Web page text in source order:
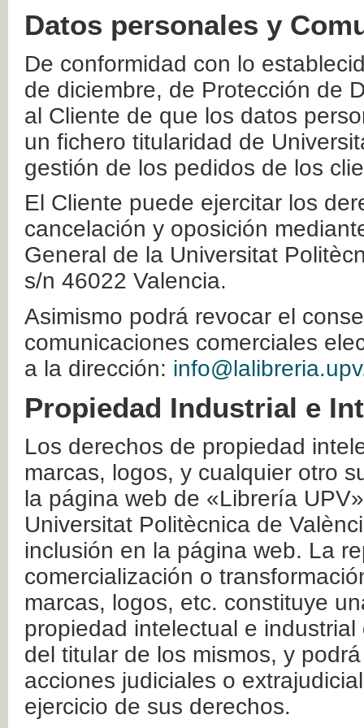
Datos personales y
De conformidad con lo
de diciembre, de Protección de
al Cliente de que los datos
un fichero titularidad de
gestión de los pedidos de los
El Cliente puede ejercitar los
cancelación y oposición
General de la Universitat
s/n 46022 Valencia.
Asimismo podrá revocar el
comunicaciones comerciales
a la dirección:
Propiedad Industrial e
Los derechos de propiedad
marcas, logos, y cualquier otro
la página web de «Librería
Universitat Politècnica de
inclusión en la página web. La
comercialización o
marcas, logos, etc. constituye
propiedad intelectual e
del titular de los mismos, y
acciones judiciales o
ejercicio de sus derechos.